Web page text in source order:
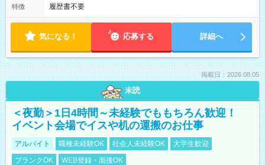
特徴 履歴書不要
気になる！ 応募する 詳細へ
掲載日：2026.08.05
未読
＜夜勤＞1日4時間～未経験でももちろん歓迎！
イベント会場でイスや机の運搬のお仕事
アルバイト 職種未経験OK 社会人未経験OK
大学生歓迎
ブランクOK
WEB登録・面接OK